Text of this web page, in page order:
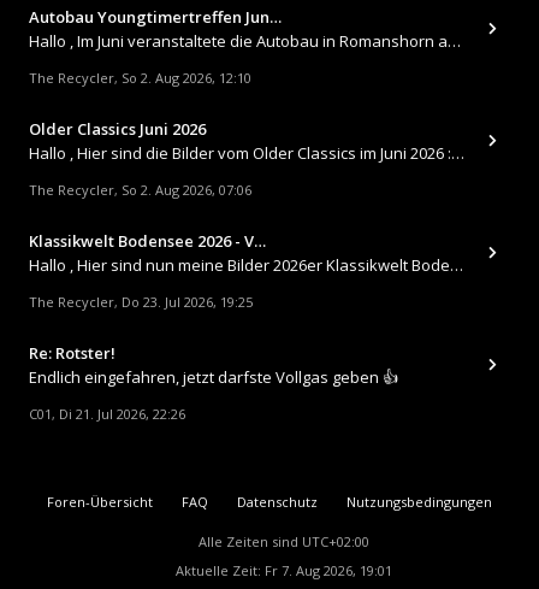
Autobau Youngtimertreffen Jun…
Hallo , Im Juni veranstaltete die Autobau in Romanshorn auf ihrem Gelände ein kleines Youngtimertreffen : https://up.
The Recycler, So 2. Aug 2026, 12:10
Older Classics Juni 2026
​Hallo , Hier sind die Bilder vom Older Classics im Juni 2026 : https://up.picr.de/51155940wd.jpg https://up.pic
The Recycler, So 2. Aug 2026, 07:06
Klassikwelt Bodensee 2026 - V…
Hallo , Hier sind nun meine Bilder 2026er Klassikwelt Bodensee 😀 https://up.picr.de/51125547rb.jpg https://up.pi
The Recycler, Do 23. Jul 2026, 19:25
Re: Rotster!
Endlich eingefahren, jetzt darfste Vollgas geben 👍
C01, Di 21. Jul 2026, 22:26
Foren-Übersicht FAQ Datenschutz Nutzungsbedingungen
Alle Zeiten sind UTC+02:00
Aktuelle Zeit: Fr 7. Aug 2026, 19:01